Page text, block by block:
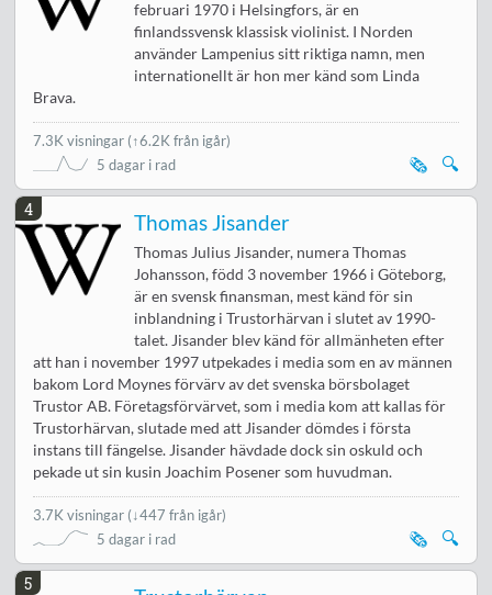
februari 1970 i Helsingfors, är en
finlandssvensk klassisk violinist. I Norden
använder Lampenius sitt riktiga namn, men
internationellt är hon mer känd som Linda
Brava.
7.3K visningar (↑6.2K från igår)
5 dagar i rad
🔍
🗞️
4
Thomas Jisander
Thomas Julius Jisander, numera Thomas
Johansson, född 3 november 1966 i Göteborg,
är en svensk finansman, mest känd för sin
inblandning i Trustorhärvan i slutet av 1990-
talet. Jisander blev känd för allmänheten efter
att han i november 1997 utpekades i media som en av männen
bakom Lord Moynes förvärv av det svenska börsbolaget
Trustor AB. Företagsförvärvet, som i media kom att kallas för
Trustorhärvan, slutade med att Jisander dömdes i första
instans till fängelse. Jisander hävdade dock sin oskuld och
pekade ut sin kusin Joachim Posener som huvudman.
3.7K visningar (↓447 från igår)
5 dagar i rad
🔍
🗞️
5